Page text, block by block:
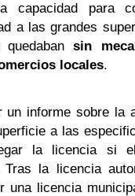
capacidad para
a las grandes
quedabansin
locales.
informe sobre la
a las
la licencia si
la licencia
una licencia